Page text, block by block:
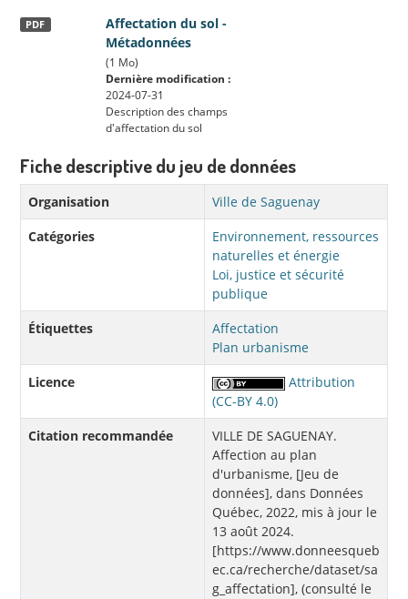
Affectation du sol -
Métadonnées
PDF
(1 Mo)
Dernière modification :
2024-07-31
Description des champs
d'affectation du sol
Fiche descriptive du jeu de données
Organisation
Ville de Saguenay
Catégories
Environnement, ressources
naturelles et énergie
Loi, justice et sécurité
publique
Étiquettes
Affectation
Plan urbanisme
Licence
Attribution
(CC-BY 4.0)
Citation recommandée
VILLE DE SAGUENAY.
Affection au plan
d'urbanisme, [Jeu de
données], dans Données
Québec, 2022, mis à jour le
13 août 2024.
[https://www.donneesqueb
ec.ca/recherche/dataset/sa
g_affectation], (consulté le